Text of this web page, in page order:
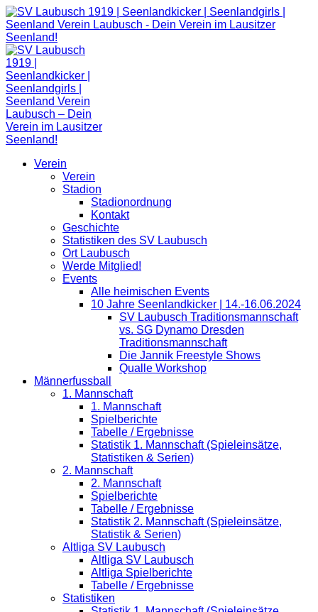
Zum
Inhalt
springen
Verein
Verein
Stadion
Stadionordnung
Kontakt
Geschichte
Statistiken des SV Laubusch
Ort Laubusch
Werde Mitglied!
Events
Alle heimischen Events
10 Jahre Seenlandkicker | 14.-16.06.2024
SV Laubusch Traditionsmannschaft
vs. SG Dynamo Dresden
Traditionsmannschaft
Die Jannik Freestyle Shows
Qualle Workshop
Männerfussball
1. Mannschaft
1. Mannschaft
Spielberichte
Tabelle / Ergebnisse
Statistik 1. Mannschaft (Spieleinsätze,
Statistiken & Serien)
2. Mannschaft
2. Mannschaft
Spielberichte
Tabelle / Ergebnisse
Statistik 2. Mannschaft (Spieleinsätze,
Statistik & Serien)
Altliga SV Laubusch
Altliga SV Laubusch
Altliga Spielberichte
Tabelle / Ergebnisse
Statistiken